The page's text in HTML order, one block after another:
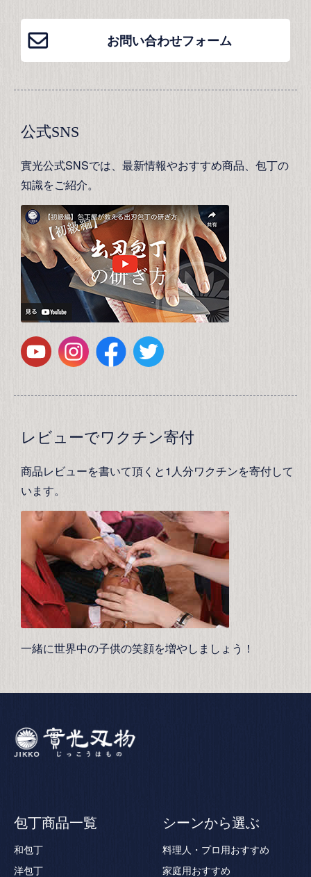
お問い合わせフォーム
公式SNS
實光公式SNSでは、最新情報やおすすめ商品、包丁の
知識をご紹介。
レビューでワクチン寄付
商品レビューを書いて頂くと1人分ワクチンを寄付して
います。
一緒に世界中の子供の笑顔を増やしましょう！
包丁商品一覧
和包丁
洋包丁
シーンから選ぶ
料理人・プロ用おすすめ
家庭用おすすめ